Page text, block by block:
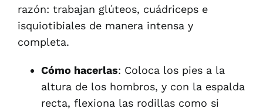
razón: trabajan glúteos, cuádriceps e
isquiotibiales de manera intensa y
completa.
Cómo hacerlas: Coloca los pies a la
altura de los hombros, y con la espalda
recta, flexiona las rodillas como si